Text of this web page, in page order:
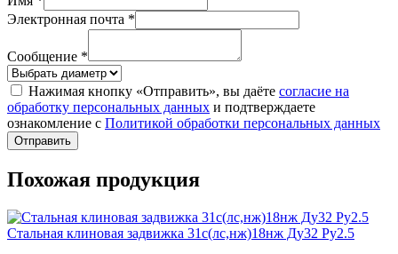
Электронная почта *
Сообщение *
Нажимая кнопку «Отправить», вы даёте согласие на
обработку персональных данных и подтверждаете
ознакомление с Политикой обработки персональных данных
Отправить
Похожая продукция
Стальная клиновая задвижка 31с(лс,нж)18нж Ду32 Ру2.5